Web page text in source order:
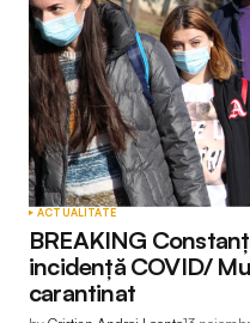
ACTUALITATE
BREAKING
incidență COVID/
carantinat